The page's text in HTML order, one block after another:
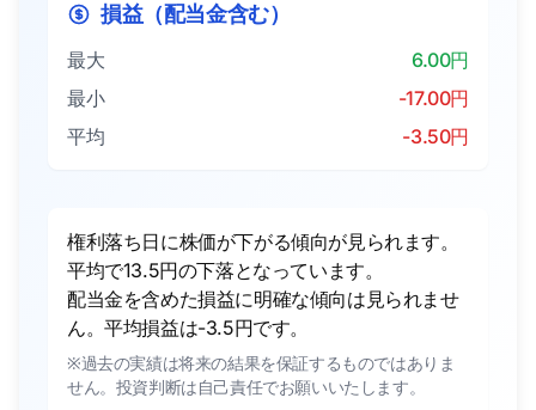
損益（配当金含む）
最大
6.00円
最小
-17.00円
平均
-3.50円
権利落ち日に株価が下がる傾向が見られます。
平均で13.5円の下落となっています。
配当金を含めた損益に明確な傾向は見られませ
ん。平均損益は-3.5円です。
※過去の実績は将来の結果を保証するものではありま
せん。投資判断は自己責任でお願いいたします。